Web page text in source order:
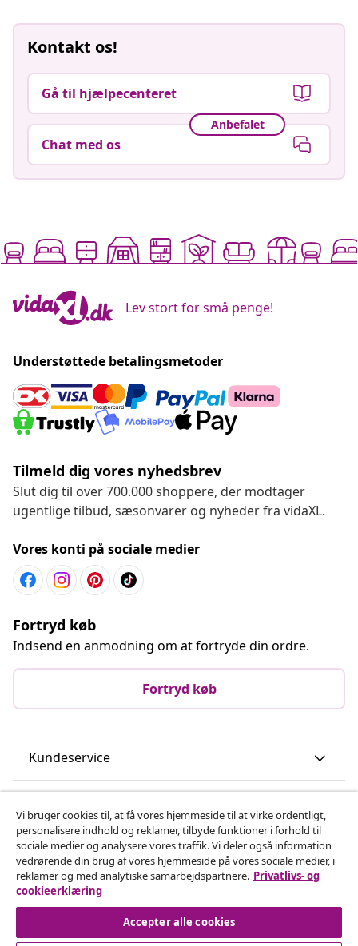
Kontakt os!
Gå til hjælpecenteret
Anbefalet
Chat med os
Lev stort for små penge!
Understøttede betalingsmetoder
Tilmeld dig vores nyhedsbrev
Slut dig til over 700.000 shoppere, der modtager
ugentlige tilbud, sæsonvarer og nyheder fra vidaXL.
Vores konti på sociale medier
Fortryd køb
Indsend en anmodning om at fortryde din ordre.
Fortryd køb
Kundeservice
vidaXL
Opdag mere
Vi bruger cookies til, at få vores hjemmeside til at virke ordentligt,
personalisere indhold og reklamer, tilbyde funktioner i forhold til
sociale medier og analysere vores traffik. Vi deler også information
vedrørende din brug af vores hjemmeside på vores sociale medier, i
reklamer og med analytiske samarbejdspartnere. Privatlivs- og
cookieerklæring
Accepter alle cookies